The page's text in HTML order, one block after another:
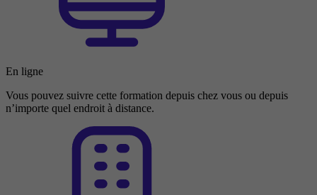
En ligne
Vous pouvez suivre cette formation depuis chez vous ou depuis
n’importe quel endroit à distance.